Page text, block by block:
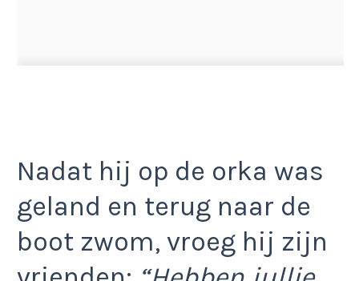
Nadat hij op de orka was
geland en terug naar de
boot zwom, vroeg hij zijn